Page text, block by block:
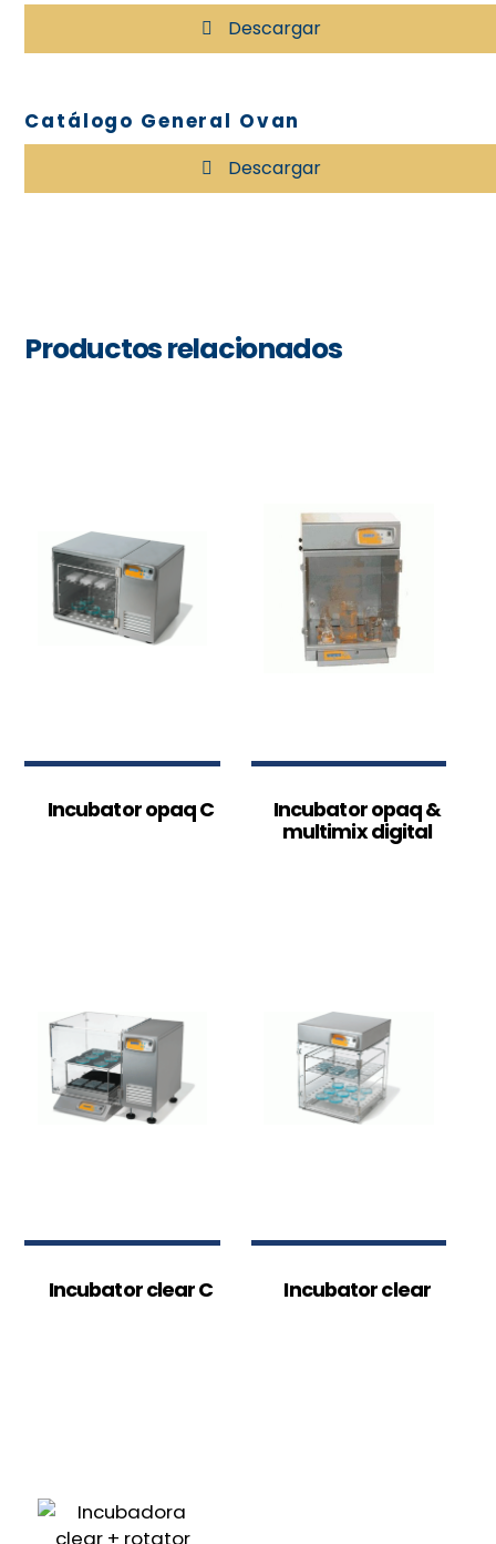
Descargar
Catálogo General Ovan
Descargar
Productos relacionados
Incubator opaq C
Incubator opaq &
multimix digital
Incubator clear C Incubator clear